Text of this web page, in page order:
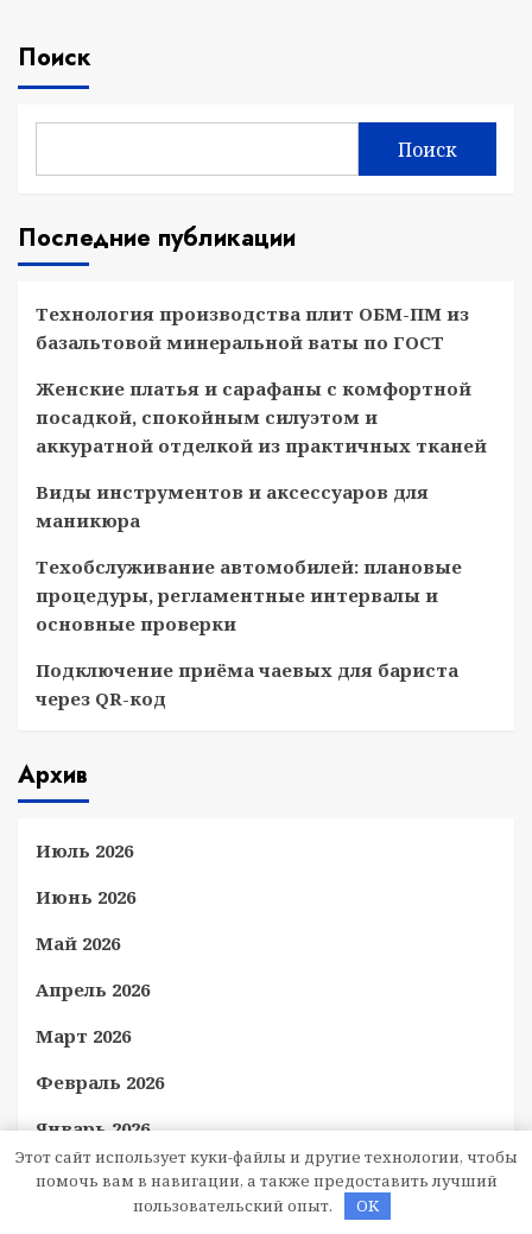
Поиск
Поиск
Последние публикации
Технология производства плит ОБМ-ПМ из
базальтовой минеральной ваты по ГОСТ
Женские платья и сарафаны с комфортной
посадкой, спокойным силуэтом и
аккуратной отделкой из практичных тканей
Виды инструментов и аксессуаров для
маникюра
Техобслуживание автомобилей: плановые
процедуры, регламентные интервалы и
основные проверки
Подключение приёма чаевых для бариста
через QR-код
Архив
Июль 2026
Июнь 2026
Май 2026
Апрель 2026
Март 2026
Февраль 2026
Январь 2026
Ноябрь 2025
Этот сайт использует куки-файлы и другие технологии, чтобы
помочь вам в навигации, а также предоставить лучший
пользовательский опыт.
OK